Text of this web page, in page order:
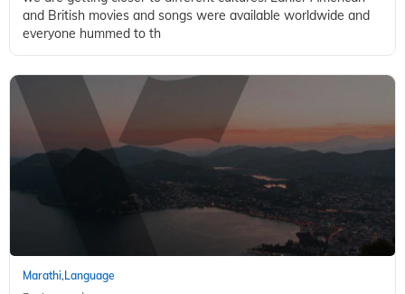
and British movies and songs were available worldwide and
everyone hummed to th
Marathi, Language